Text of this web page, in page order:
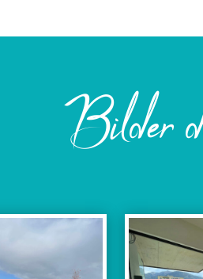
Bilder